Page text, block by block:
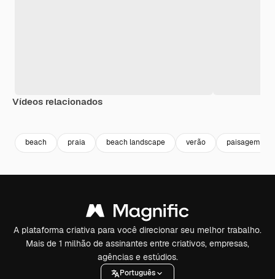
Vídeos relacionados
beach praia beach landscape verão paisagem
A plataforma criativa para você direcionar seu melhor trabalho.
Mais de 1 milhão de assinantes entre criativos, empresas,
agências e estúdios.
Português